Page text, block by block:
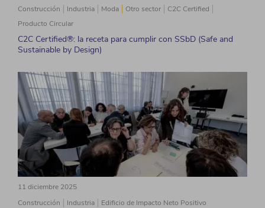
Construcción
Industria Moda Otro sector
C2C Certified
Producto Circular
C2C Certified®: la receta para cumplir con SSbD (Safe and
Sustainable by Design)
11 diciembre 2025
Construcción
Industria Edificio de Impacto Neto Positivo